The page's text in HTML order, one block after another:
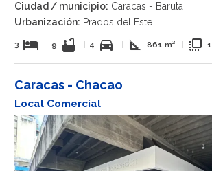
Ciudad / municipio: Caracas - Baruta
Urbanización: Prados del Este
3 hotel 9 bathtub 4 directions_car square_foot 861 m² flip_to_front
Caracas - Chacao
Local Comercial